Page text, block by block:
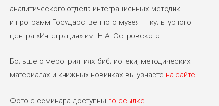
аналитического отдела интеграционных методик
и программ Государственного музея — культурного
центра «Интеграция» им. Н.А. Островского.
Больше о мероприятиях библиотеки, методических
материалах и книжных новинках вы узнаете на сайте.
Фото с семинара доступны по ссылке.